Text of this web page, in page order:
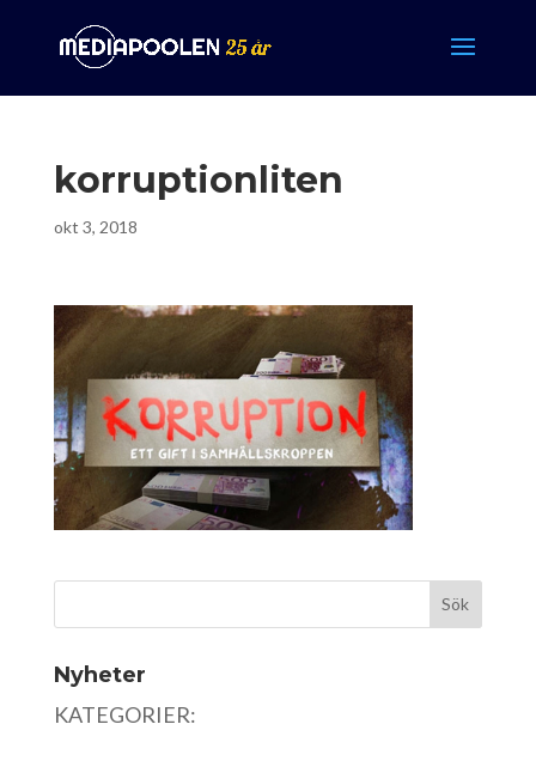
korruptionliten
okt 3, 2018
Nyheter
KATEGORIER: